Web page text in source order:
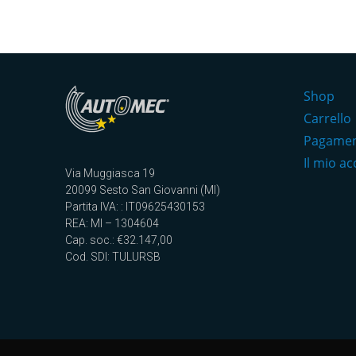
Via Muggiasca 19
20099 Sesto San Giovanni (MI)
Partita IVA: : IT09625430153
REA: MI – 1304604
Cap. soc.: €32.147,00
Cod. SDI: TULURSB
Shop
Carrello
Il mio